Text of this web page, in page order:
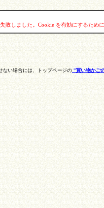
敗しました。Cookie を有効にするため
ない場合には、トップページの ”買い物かご